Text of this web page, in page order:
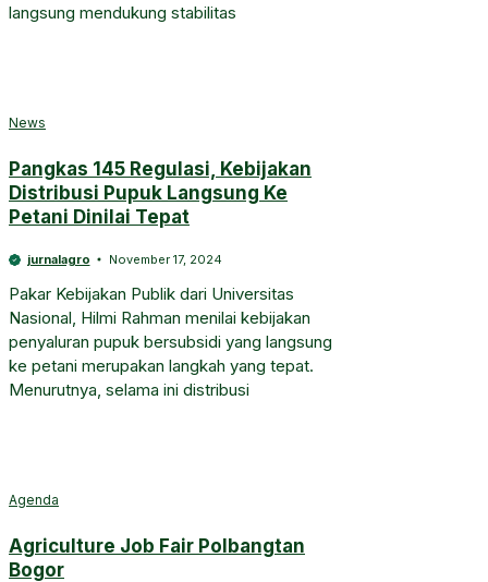
langsung mendukung stabilitas
News
Pangkas 145 Regulasi, Kebijakan
Distribusi Pupuk Langsung Ke
Petani Dinilai Tepat
jurnalagro November 17, 2024
Pakar Kebijakan Publik dari Universitas
Nasional, Hilmi Rahman menilai kebijakan
penyaluran pupuk bersubsidi yang langsung
ke petani merupakan langkah yang tepat.
Menurutnya, selama ini distribusi
Agenda
Agriculture Job Fair Polbangtan
Bogor